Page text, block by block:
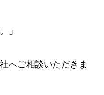
」
へご相談いただきま